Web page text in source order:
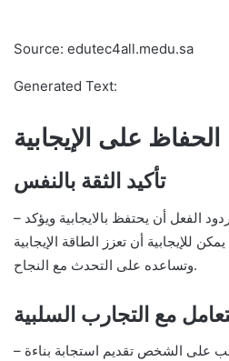
Source: edutec4all.medu.sa
Generated Text:
الحفاظ على الإيجابية
تأكيد الثقة بالنفس
– ينبغي للشخص المتعامل مع ردود الفعل أن يحتفظ بالايجابية ويؤكد
للإيجابية أن تعزز الطاقة الإيجابية
وتساعده على التحدث مع النجاح.
مع التجارب السلبية
– عند مواجهة تجربة سلبية، يجب على الشخص تقديم استجابة بناءة